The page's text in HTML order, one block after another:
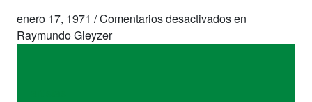
enero 17, 1971 /Comentarios desactivadosen
Raymundo Gleyzer